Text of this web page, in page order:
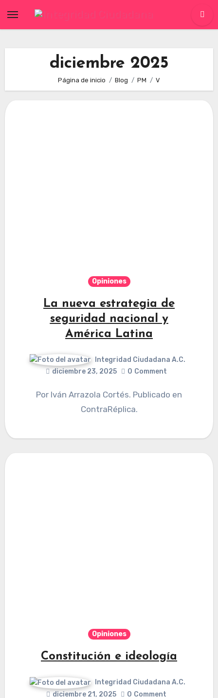
diciembre 2025
Página de inicio Blog PM V
Opiniones
La nueva estrategia de
seguridad nacional y
América Latina
Integridad Ciudadana A.C.
diciembre 23, 2025
0 Comment
Por Iván Arrazola Cortés. Publicado en
ContraRéplica.
Opiniones
Constitución e ideología
Integridad Ciudadana A.C.
diciembre 21, 2025
0 Comment